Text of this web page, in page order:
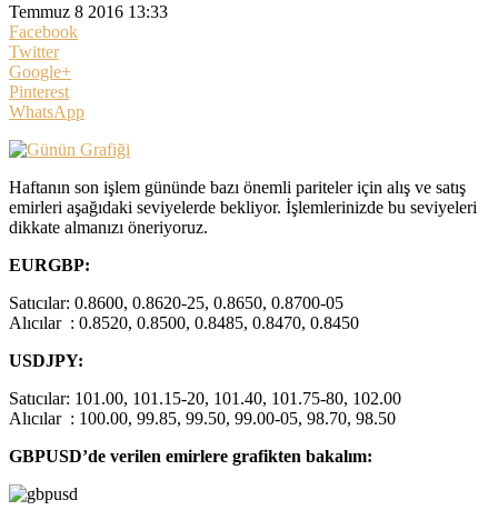
Temmuz 8 2016 13:33
Facebook
Twitter
Google+
Pinterest
WhatsApp
Haftanın son işlem gününde bazı önemli pariteler için alış ve satış
emirleri aşağıdaki seviyelerde bekliyor. İşlemlerinizde bu seviyeleri
dikkate almanızı öneriyoruz.
EURGBP:
Satıcılar: 0.8600, 0.8620-25, 0.8650, 0.8700-05
Alıcılar : 0.8520, 0.8500, 0.8485, 0.8470, 0.8450
USDJPY:
Satıcılar: 101.00, 101.15-20, 101.40, 101.75-80, 102.00
Alıcılar : 100.00, 99.85, 99.50, 99.00-05, 98.70, 98.50
GBPUSD’de verilen emirlere grafikten bakalım: